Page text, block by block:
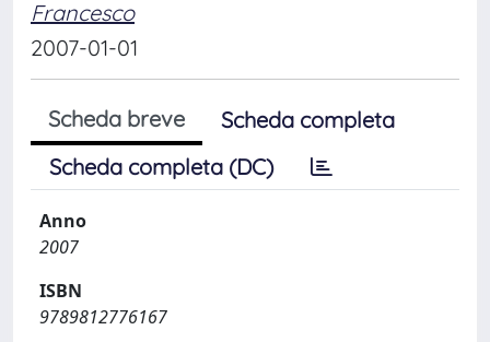
Francesco
2007-01-01
Scheda breve
Scheda completa
Scheda completa (DC)
Anno
2007
ISBN
9789812776167